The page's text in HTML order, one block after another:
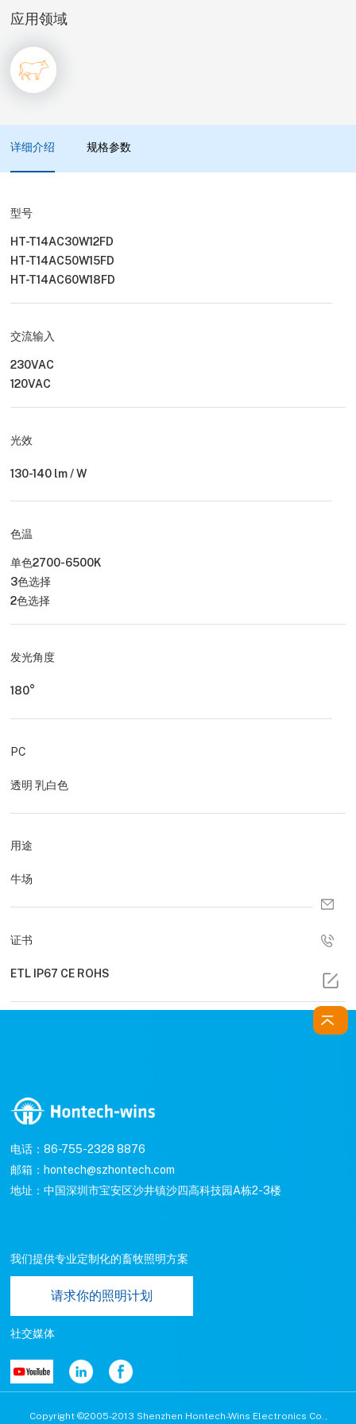
应用领域
详细介绍 规格参数
型号
HT-T14AC30W12FD
HT-T14AC50W15FD
HT-T14AC60W18FD
交流输入
230VAC
120VAC
光效
130-140 lm / W
色温
单色2700-6500K
3色选择
2色选择
发光角度
180°
PC
透明 乳白色
用途
牛场
证书
ETL IP67 CE ROHS
电话：86-755-2328 8876
邮箱：hontech@szhontech.com
地址：中国深圳市宝安区沙井镇沙四高科技园A栋2-3楼
我们提供专业定制化的畜牧照明方案
请求你的照明计划
社交媒体
Copyright ©2005-2013 Shenzhen Hontech-Wins Electronics Co.,